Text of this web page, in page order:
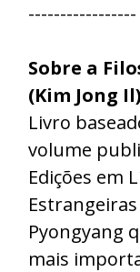
-----------------
Sobre a
(Kim Jong Il)
Livro
volume
Edições em
Pyongyang
mais